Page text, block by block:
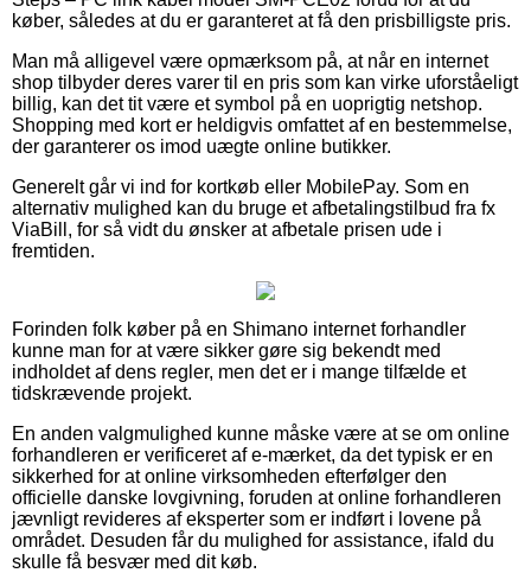
køber, således at du er garanteret at få den prisbilligste pris.
Man må alligevel være opmærksom på, at når en internet
shop tilbyder deres varer til en pris som kan virke uforståeligt
billig, kan det tit være et symbol på en uoprigtig netshop.
Shopping med kort er heldigvis omfattet af en bestemmelse,
der garanterer os imod uægte online butikker.
Generelt går vi ind for kortkøb eller MobilePay. Som en
alternativ mulighed kan du bruge et afbetalingstilbud fra fx
ViaBill, for så vidt du ønsker at afbetale prisen ude i
fremtiden.
Forinden folk køber på en Shimano internet forhandler
kunne man for at være sikker gøre sig bekendt med
indholdet af dens regler, men det er i mange tilfælde et
tidskrævende projekt.
En anden valgmulighed kunne måske være at se om online
forhandleren er verificeret af e-mærket, da det typisk er en
sikkerhed for at online virksomheden efterfølger den
officielle danske lovgivning, foruden at online forhandleren
jævnligt revideres af eksperter som er indført i lovene på
området. Desuden får du mulighed for assistance, ifald du
skulle få besvær med dit køb.